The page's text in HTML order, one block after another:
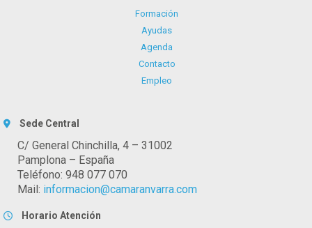
Formación
Ayudas
Agenda
Contacto
Empleo
Sede Central
C/ General Chinchilla, 4 – 31002
Pamplona – España
Teléfono: 948 077 070
Mail: informacion@camaranvarra.com
Horario Atención